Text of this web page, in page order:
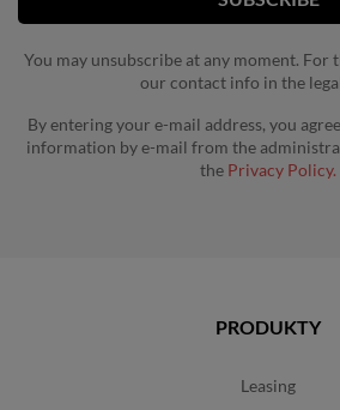
You may unsubscribe at any moment. For
our contact info in the
By entering your e-mail address, you
information by e-mail from the
the Privacy Policy.
PRODUKTY
leasing